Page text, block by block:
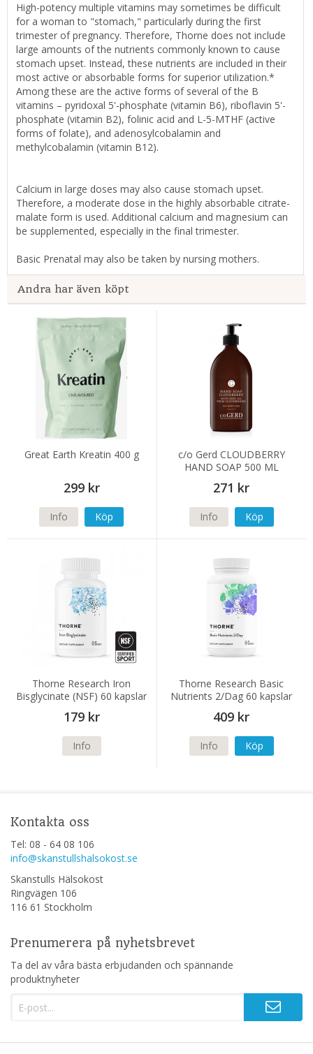
High-potency multiple vitamins may sometimes be difficult
for a woman to "stomach," particularly during the first
trimester of pregnancy. Therefore, Thorne does not include
large amounts of the nutrients commonly known to cause
stomach upset. Instead, these nutrients are included in their
most active or absorbable forms for superior utilization.*
Among these are the active forms of several of the B
vitamins – pyridoxal 5'-phosphate (vitamin B6), riboflavin 5'-
phosphate (vitamin B2), folinic acid and L-5-MTHF (active
forms of folate), and adenosylcobalamin and
methylcobalamin (vitamin B12).
Calcium in large doses may also cause stomach upset.
Therefore, a moderate dose in the highly absorbable citrate-
malate form is used. Additional calcium and magnesium can
be supplemented, especially in the final trimester.
Basic Prenatal may also be taken by nursing mothers.
Andra har även köpt
Great Earth Kreatin 400 g
299 kr
Info Köp
c/o Gerd CLOUDBERRY
HAND SOAP 500 ML
271 kr
Info Köp
Thorne Research Iron
Bisglycinate (NSF) 60 kapslar
179 kr
Info
Thorne Research Basic
Nutrients 2/Dag 60 kapslar
409 kr
Info Köp
Kontakta oss
Tel: 08 - 64 08 106
info@skanstullshalsokost.se
Skanstulls Hälsokost
Ringvägen 106
116 61 Stockholm
Prenumerera på nyhetsbrevet
Ta del av våra bästa erbjudanden och spännande
produktnyheter